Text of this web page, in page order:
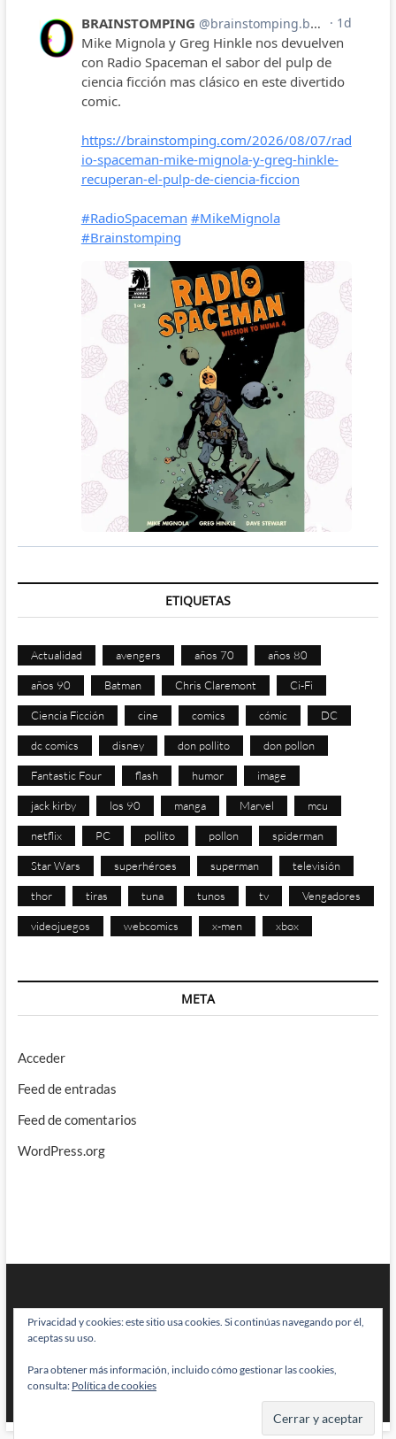
ETIQUETAS
Actualidad avengers años 70 años 80
años 90 Batman Chris Claremont Ci-Fi
Ciencia Ficción cine comics cómic DC
dc comics disney don pollito don pollon
Fantastic Four flash humor image
jack kirby los 90 manga Marvel mcu
netflix PC pollito pollon spiderman
Star Wars superhéroes superman televisión
thor tiras tuna tunos tv Vengadores
videojuegos webcomics x-men xbox
META
Acceder
Feed de entradas
Feed de comentarios
WordPress.org
BRAINSTOMPING| Diseñado por:Theme Freesia|WordPress| © Todos
los derechos reservados
Privacidad y cookies: este sitio usa cookies. Si continúas navegando por él,
aceptas su uso.
Para obtener más información, incluido cómo gestionar las cookies,
consulta: Política de cookies